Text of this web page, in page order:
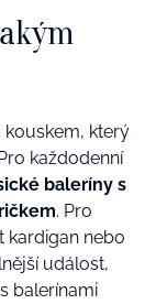
který
každodenní
baleríny s
. Pro
kardigan nebo
událost,
balerínami